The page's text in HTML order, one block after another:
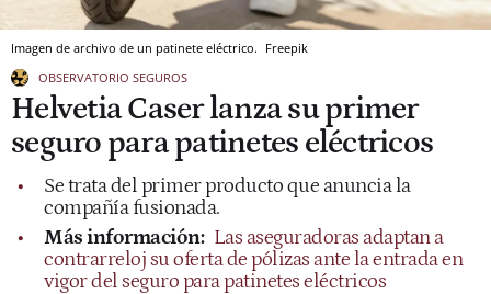
Imagen de archivo de un patinete eléctrico. Freepik
OBSERVATORIO SEGUROS
Helvetia Caser lanza su primer
seguro para patinetes eléctricos
Se trata del primer producto que anuncia la
compañía fusionada.
Más información: Las aseguradoras adaptan a
contrarreloj su oferta de pólizas ante la entrada en
vigor del seguro para patinetes eléctricos